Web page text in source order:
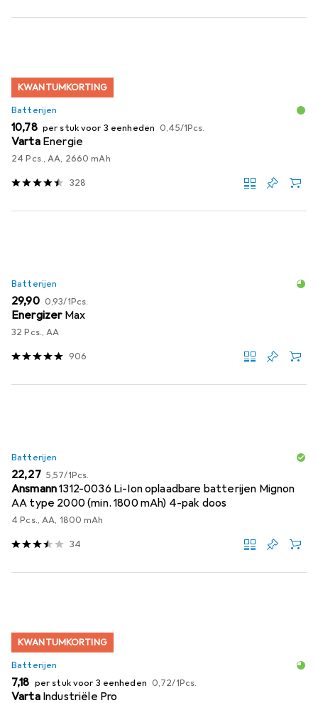
KWANTUMKORTING
Batterijen
EUR
10,78 per stuk voor 3 eenheden EUR
0,45/1Pcs.
Varta Energie
24 Pcs., AA, 2660 mAh
328
Batterijen
EUR
29,90 EUR
0,93/1Pcs.
Energizer Max
32 Pcs., AA
906
Batterijen
EUR
22,27 EUR
5,57/1Pcs.
Ansmann1312-0036 Li-Ion oplaadbare batterijen Mignon
AA type 2000 (min. 1800 mAh) 4-pak doos
4 Pcs., AA, 1800 mAh
34
KWANTUMKORTING
Batterijen
EUR
7,18 per stuk voor 3 eenheden EUR
0,72/1Pcs.
Varta Industriële Pro